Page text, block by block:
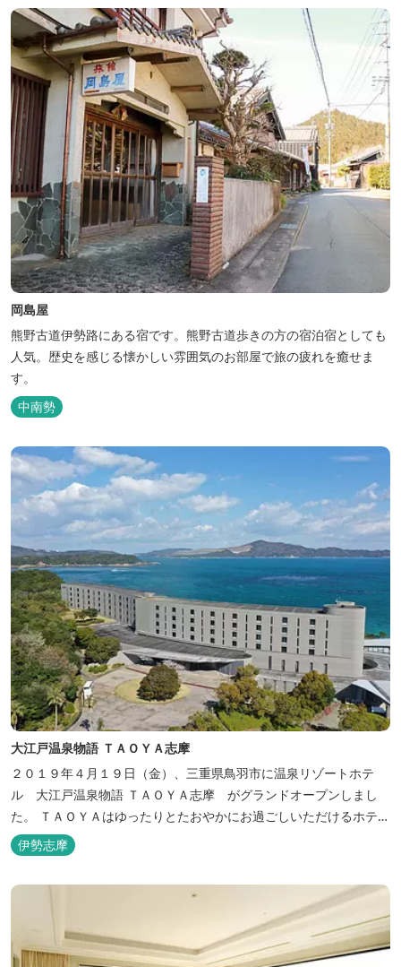
岡島屋
熊野古道伊勢路にある宿です。熊野古道歩きの方の宿泊宿としても
人気。歴史を感じる懐かしい雰囲気のお部屋で旅の疲れを癒せま
す。
中南勢
大江戸温泉物語 ＴＡＯＹＡ志摩
２０１９年４月１９日（金）、三重県鳥羽市に温泉リゾートホテ
ル 大江戸温泉物語 ＴＡＯＹＡ志摩 がグランドオープンしまし
た。 ＴＡＯＹＡはゆったりとたおやかにお過ごしいただけるホテル
を目指し、カキの産地の鳥羽市浦村町にオープンしました。 目の前
は太平洋に注ぐ伊勢湾の海の風景が広がり、後背は山に囲まれ、自
然豊かな環境で、正にゆったりとたおやかに時が流れています。
伊勢志摩